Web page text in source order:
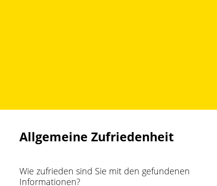
Allgemeine Zufriedenheit
Wie zufrieden sind Sie mit den gefundenen
Informationen?